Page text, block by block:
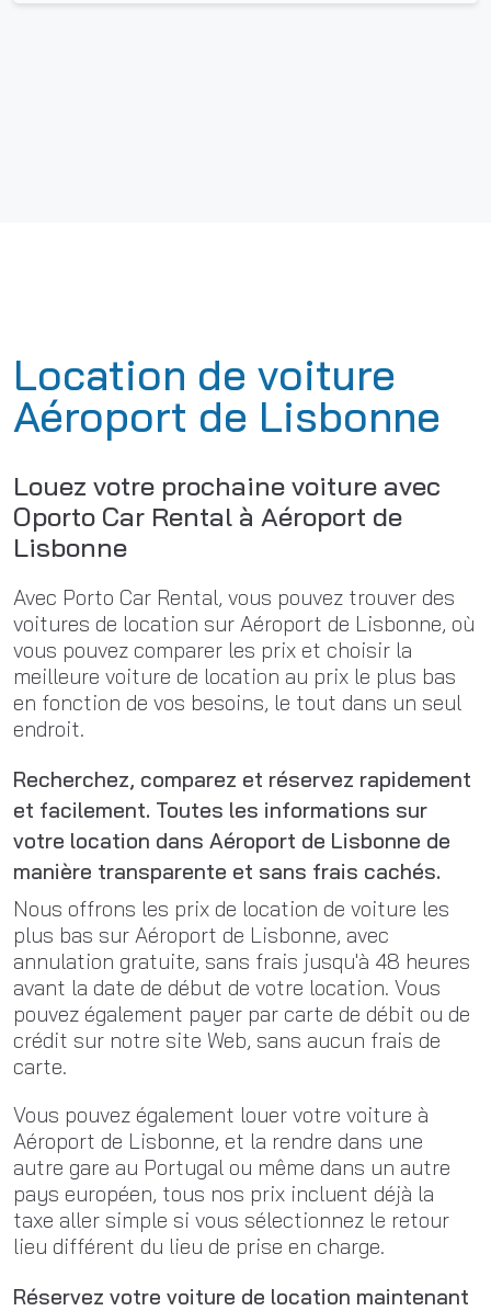
Location de voiture
Aéroport de Lisbonne
Louez votre prochaine voiture avec
Oporto Car Rental à Aéroport de
Lisbonne
Avec Porto Car Rental, vous pouvez trouver des
voitures de location sur Aéroport de Lisbonne, où
vous pouvez comparer les prix et choisir la
meilleure voiture de location au prix le plus bas
en fonction de vos besoins, le tout dans un seul
endroit.
Recherchez, comparez et réservez rapidement
et facilement. Toutes les informations sur
votre location dans Aéroport de Lisbonne de
manière transparente et sans frais cachés.
Nous offrons les prix de location de voiture les
plus bas sur Aéroport de Lisbonne, avec
annulation gratuite, sans frais jusqu'à 48 heures
avant la date de début de votre location. Vous
pouvez également payer par carte de débit ou de
crédit sur notre site Web, sans aucun frais de
carte.
Vous pouvez également louer votre voiture à
Aéroport de Lisbonne, et la rendre dans une
autre gare au Portugal ou même dans un autre
pays européen, tous nos prix incluent déjà la
taxe aller simple si vous sélectionnez le retour
lieu différent du lieu de prise en charge.
Réservez votre voiture de location maintenant